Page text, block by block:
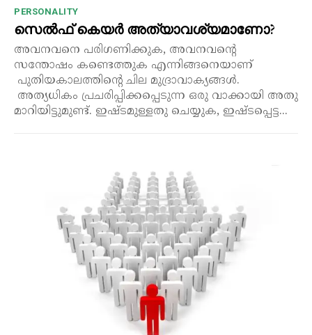
PERSONALITY
സെൽഫ് കെയർ അത്യാവശ്യമാണോ?
അവനവനെ പരിഗണിക്കുക, അവനവന്റെ
സന്തോഷം കണ്ടെത്തുക എന്നിങ്ങനെയാണ്
പുതിയകാലത്തിന്റെ ചില മുദ്രാവാക്യങ്ങൾ.
അത്യധികം പ്രചരിപ്പിക്കപ്പെടുന്ന ഒരു വാക്കായി അതു
മാറിയിട്ടുമുണ്ട്. ഇഷ്ടമുള്ളതു ചെയ്യുക, ഇഷ്ടപ്പെട്ട...